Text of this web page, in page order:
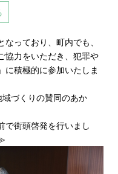
っており、町内でも、
協力をいただき、犯罪や
に積極的に参加いたしま
づくりの賛同のあか
街頭啓発を行いまし